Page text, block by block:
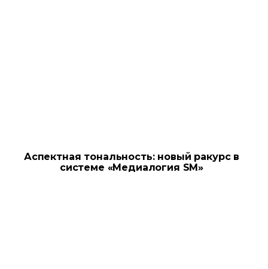
Аспектная тональность: новый ракурс в
системе «Медиалогия SM»